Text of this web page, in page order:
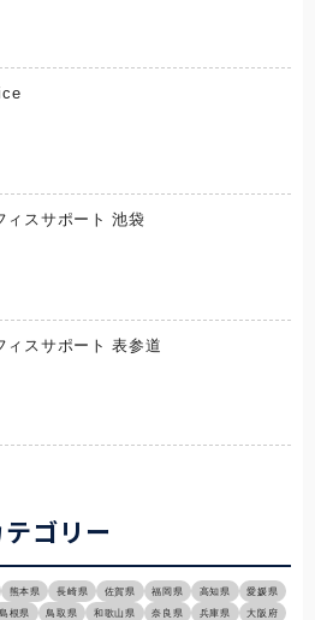
ィスサポート 池袋
ィスサポート 表参道
テゴリー
熊本県 長崎県 佐賀県 福岡県 高知県
愛媛県
島根県 鳥取県 和歌山県 奈良県 兵庫県
大阪府